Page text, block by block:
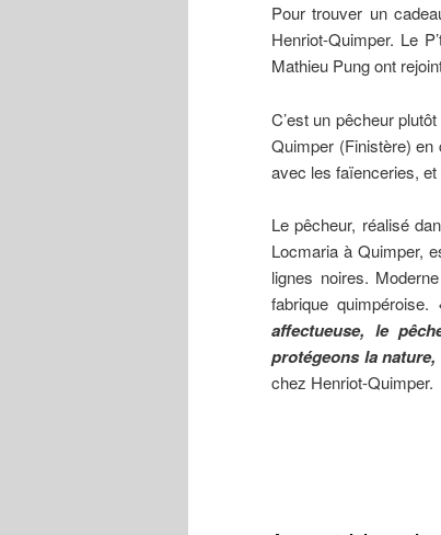
Pour trouver un
Henriot-Quimper. Le
Mathieu Pung ont
C’est un pêcheur
Quimper (Finistère) en
avec les faïenceries,
Le pêcheur, réalisé
Locmaria à Quimper,
lignes noires.
fabrique quimpéroise.
affectueuse, le
protégeons la
chez Henriot-Quimper.